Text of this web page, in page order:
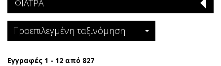
ΦΙΛΤΡΑ
Προεπιλεγμένη ταξινόμηση
Εγγραφές 1 - 12 από 827